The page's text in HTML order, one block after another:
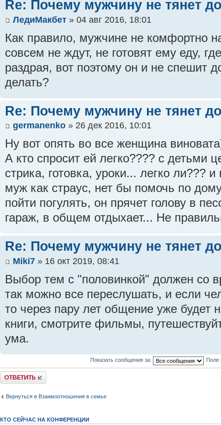
Re: Почему мужчину не тянет
ЛедиМакбет » 04 авг 2016, 18:01
Как правило, мужчине не комфортно
совсем не ждут, не готовят ему еду,
раздрая, вот поэтому он и не спешит
делать?
Re: Почему мужчину не тянет
germanenko » 26 дек 2016, 10:01
Ну вот опять во все женщина
А кто спросит ей легко???? с детьми
стрика, готовка, уроки... легко ли???
муж как страус, нет бы помочь по
пойти погулять, он прячет голову в
гараж, в общем отдыхает... Не
Re: Почему мужчину не тянет
Miki7 » 16 окт 2019, 08:41
Выбор тем с "половинкой" должен со
так можно все переслушать, и если
то через пару лет общение уже будет
книги, смотрите фильмы,
ума.
Показать сообщения за: Поле
Ответить
Вернуться в Взаимоотношения в семье
КТО СЕЙЧАС НА КОНФЕРЕНЦИИ